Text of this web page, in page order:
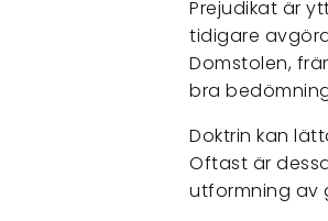
Prejudikat är
tidigare
Domstolen,
bra
Doktrin kan
Oftast är
utformning av